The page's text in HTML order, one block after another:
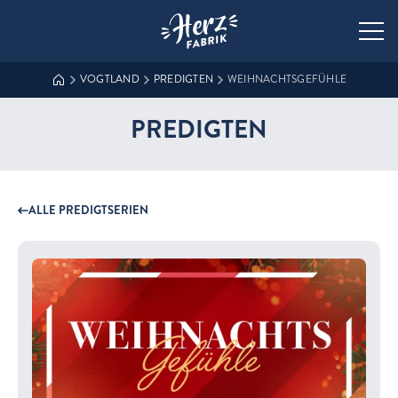
Zur Startseite der Herzfabrik
VOGTLAND PREDIGTEN WEIHNACHTSGEFÜHLE
PREDIGTEN
ALLE PREDIGTSERIEN